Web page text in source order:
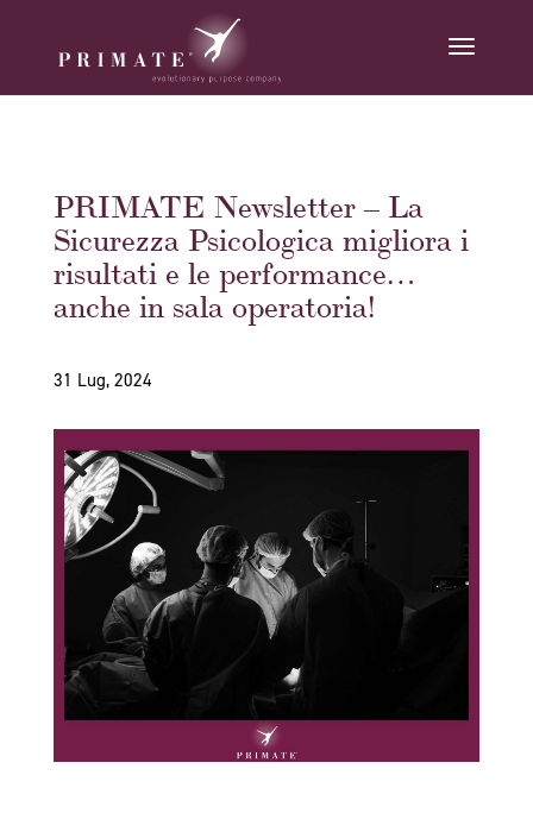
PRIMATE Newsletter – La
Sicurezza Psicologica migliora i
risultati e le performance…
anche in sala operatoria!
31 Lug, 2024